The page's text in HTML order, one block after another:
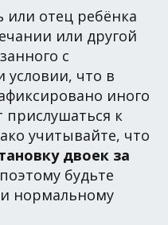
или отец ребёнка
или другой
с
условии, что в
иного
прислушаться к
учитывайте, что
двоек за
поэтому будьте
нормальному